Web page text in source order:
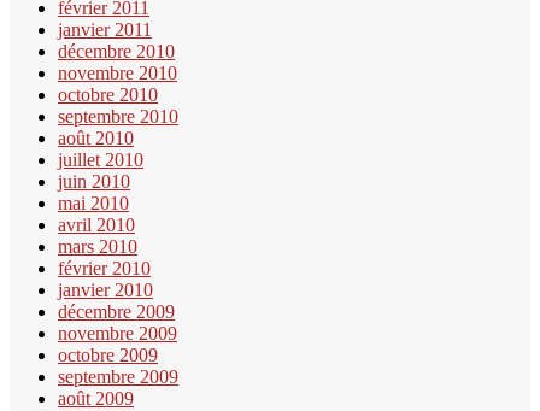
février 2011
janvier 2011
décembre 2010
novembre 2010
octobre 2010
septembre 2010
août 2010
juillet 2010
juin 2010
mai 2010
avril 2010
mars 2010
février 2010
janvier 2010
décembre 2009
novembre 2009
octobre 2009
septembre 2009
août 2009